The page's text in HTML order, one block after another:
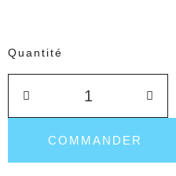
Quantité
COMMANDER